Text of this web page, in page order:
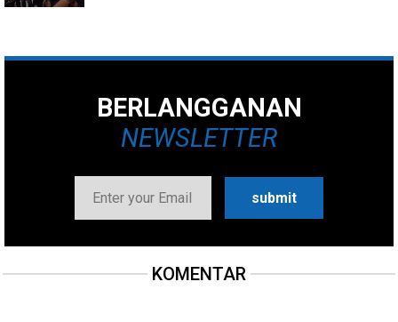
BERLANGGANAN
NEWSLETTER
KOMENTAR